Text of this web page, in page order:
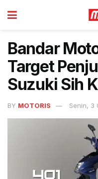
Bandar
Target
Suzuki Sih
BY MOTORIS Senin, 3